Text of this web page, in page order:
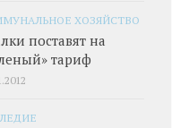
ХОЗЯЙСТВО
поставят на
тариф